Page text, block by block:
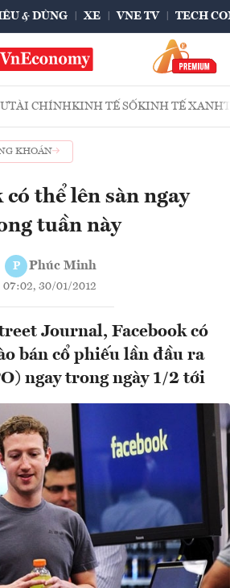
& DÙNG XE VNE TV TECH
TÀI CHÍNHKINH TẾ SỐKINH TẾ XANH
KHOÁN
có thể lên sàn ngay
tuần này
P Phúc Minh
07:02, 30/01/2012
Journal, Facebook có
bán cổ phiếu lần đầu ra
ngay trong ngày 1/2 tới